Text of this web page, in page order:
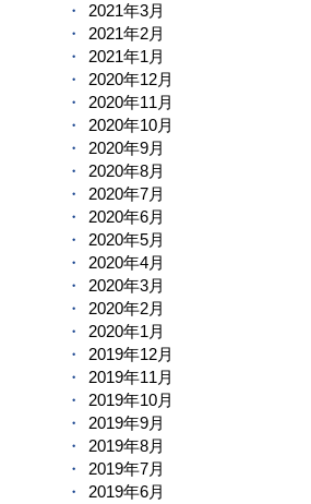
2021年3月
2021年2月
2021年1月
2020年12月
2020年11月
2020年10月
2020年9月
2020年8月
2020年7月
2020年6月
2020年5月
2020年4月
2020年3月
2020年2月
2020年1月
2019年12月
2019年11月
2019年10月
2019年9月
2019年8月
2019年7月
2019年6月